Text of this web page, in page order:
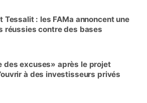
Tessalit : les FAMa annoncent une
réussies contre des bases
des excuses» après le projet
à des investisseurs privés